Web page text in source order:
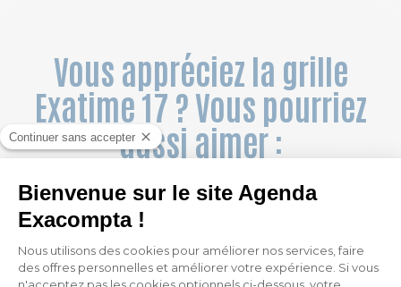
Vous appréciez la grille
Exatime 17 ? Vous pourriez
aussi aimer :